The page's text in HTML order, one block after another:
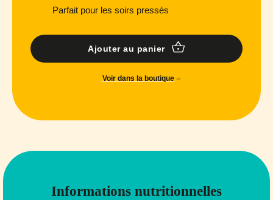
Parfait pour les soirs pressés
Ajouter au panier
Voir dans la boutique
Informations nutritionnelles